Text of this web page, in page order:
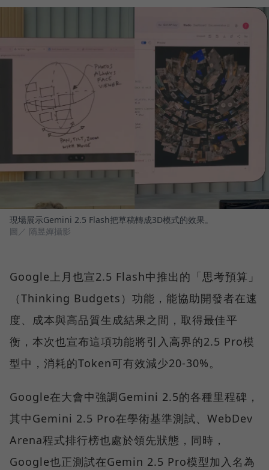
現場展示Gemini 2.5 Flash把草稿轉成3D模式的效果。
圖／ 隋昱嬋攝影
Google上月也宣2.5 Flash中推出的「思考預算」
（Thinking Budgets）功能，能協助開發者在速
度、成本與高品質生成結果之間，取得最佳平
衡，本次也宣布這項功能將引入高界的2.5 Pro模
型中，消耗的Token可有效減少20-30%。
Google在大會中強調Gemini 2.5的各種里程碑，
其中Gemini 2.5 Pro在學術基準測試、WebDev
Arena程式排行榜也處於領先狀態，同時，
Google也正測試在Gemin 2.5 Pro模型加入名為